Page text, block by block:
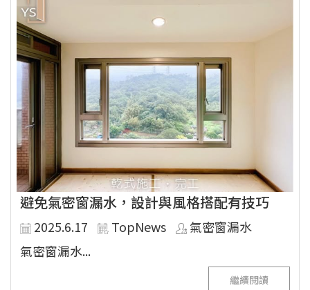
避免氣密窗漏水，設計與風格搭配有技巧
2025.6.17 TopNews
氣密窗漏水
氣密窗漏水...
繼續閱讀